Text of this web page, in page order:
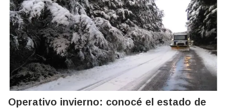
Operativo invierno: conocé el estado de